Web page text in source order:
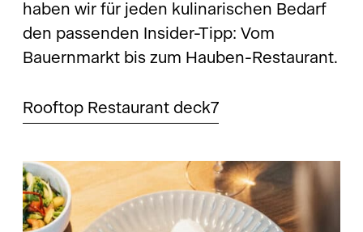
haben wir für jeden kulinarischen Bedarf
den passenden Insider-Tipp: Vom
Bauernmarkt bis zum Hauben-Restaurant.
Rooftop Restaurant deck7